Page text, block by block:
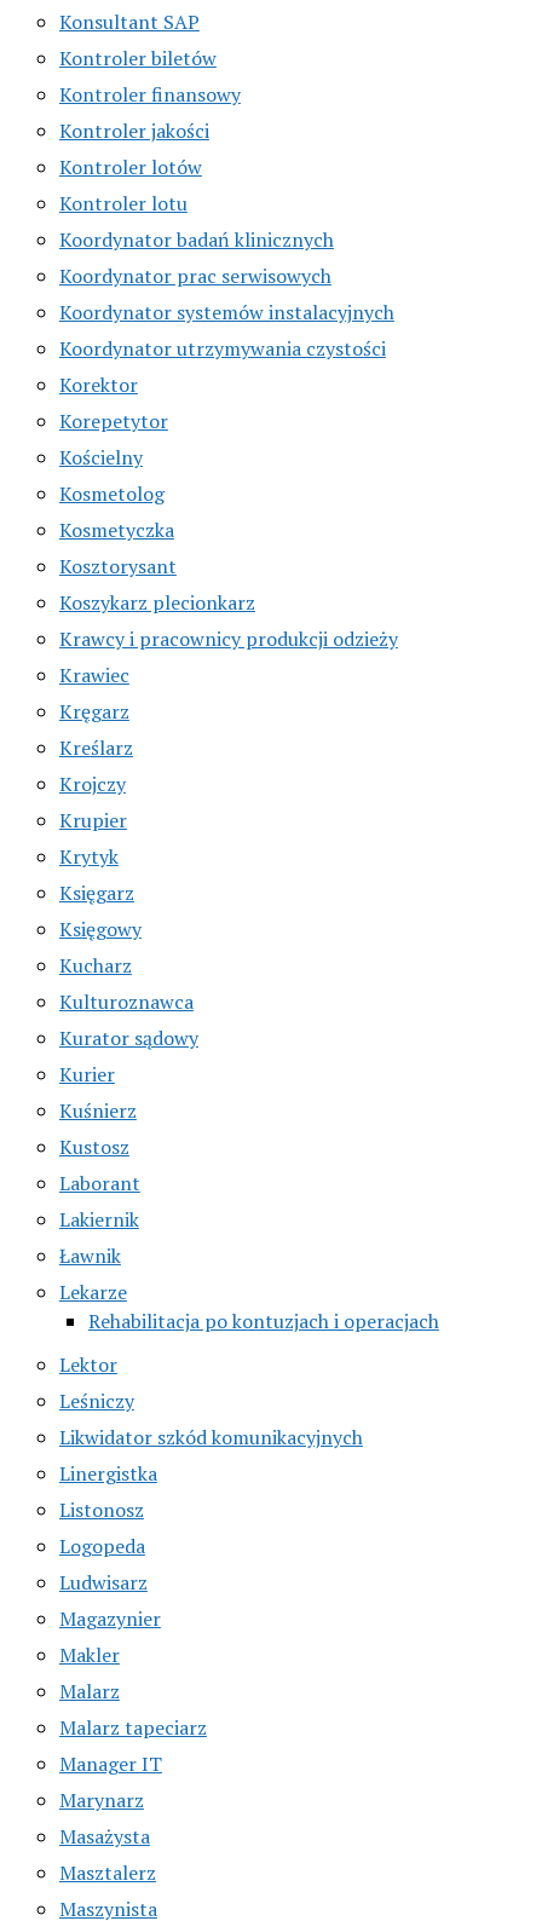
Konsultant SAP
Kontroler biletów
Kontroler finansowy
Kontroler jakości
Kontroler lotów
Kontroler lotu
Koordynator badań klinicznych
Koordynator prac serwisowych
Koordynator systemów instalacyjnych
Koordynator utrzymywania czystości
Korektor
Korepetytor
Kościelny
Kosmetolog
Kosmetyczka
Kosztorysant
Koszykarz plecionkarz
Krawcy i pracownicy produkcji odzieży
Krawiec
Kręgarz
Kreślarz
Krojczy
Krupier
Krytyk
Księgarz
Księgowy
Kucharz
Kulturoznawca
Kurator sądowy
Kurier
Kuśnierz
Kustosz
Laborant
Lakiernik
Ławnik
Lekarze
Rehabilitacja po kontuzjach i operacjach
Lektor
Leśniczy
Likwidator szkód komunikacyjnych
Linergistka
Listonosz
Logopeda
Ludwisarz
Magazynier
Makler
Malarz
Malarz tapeciarz
Manager IT
Marynarz
Masażysta
Masztalerz
Maszynista